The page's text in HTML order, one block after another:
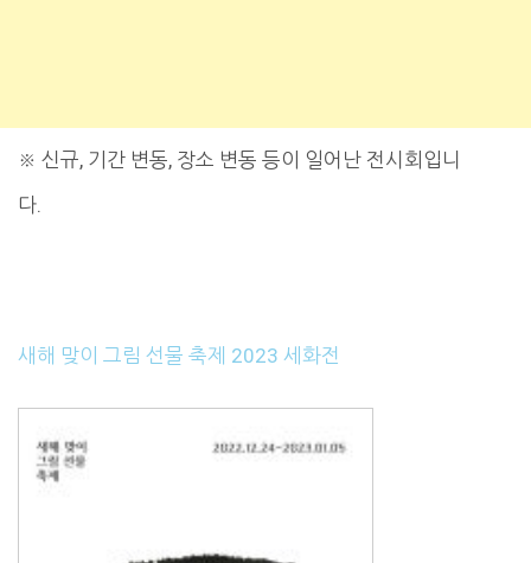
※ 신규, 기간 변동, 장소 변동 등이 일어난 전시회입니
다.
새해 맞이 그림 선물 축제 2023 세화전